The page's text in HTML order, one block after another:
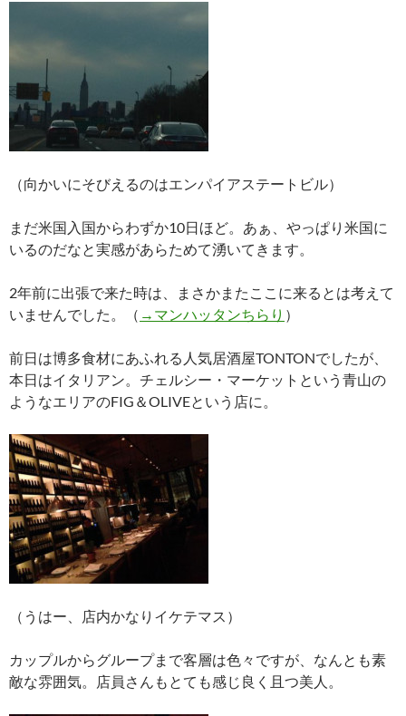
（向かいにそびえるのはエンパイアステートビル）
まだ米国入国からわずか10日ほど。あぁ、やっぱり米国に
いるのだなと実感があらためて湧いてきます。
2年前に出張で来た時は、まさかまたここに来るとは考えて
いませんでした。（ →マンハッタンちらり ）
前日は博多食材にあふれる人気居酒屋TONTONでしたが、
本日はイタリアン。チェルシー・マーケットという青山の
ようなエリアのFIG＆OLIVEという店に。
（うはー、店内かなりイケテマス）
カップルからグループまで客層は色々ですが、なんとも素
敵な雰囲気。店員さんもとても感じ良く且つ美人。